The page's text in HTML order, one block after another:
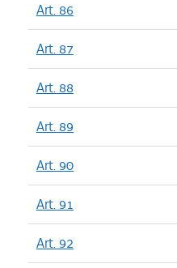
Art. 86
Art. 87
Art. 88
Art. 89
Art. 90
Art. 91
Art. 92